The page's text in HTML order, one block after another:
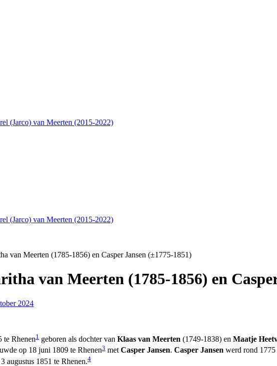
(Jarco) van Meerten (2015-2022)
(Jarco) van Meerten (2015-2022)
van Meerten (1785-1856) en Casper Jansen (±1775-1851)
van Meerten (1785-1856) en
2024
te Rhenen1 geboren als dochter van Klaas van Meerten (1749-1838) en Maatje
op 18 juni 1809 te Rhenen3 metCasper Jansen. Casper Jansen werd rond 1775
augustus 1851 te Rhenen.4